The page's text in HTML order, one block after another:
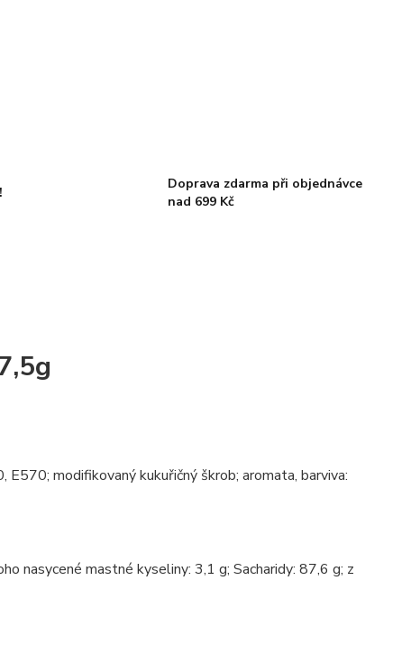
Doprava zdarma při objednávce
nad 699 Kč
modifikovaný kukuřičný škrob; aromata, barviva:
nasycené mastné kyseliny: 3,1 g; Sacharidy: 87,6 g; z